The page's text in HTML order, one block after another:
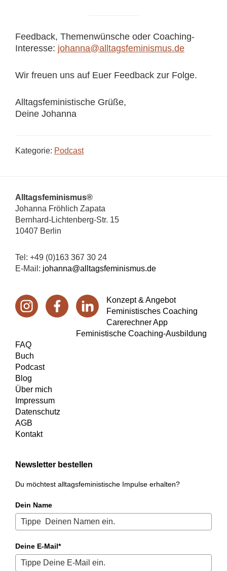
Feedback, Themenwünsche oder Coaching-
Interesse: johanna@alltagsfeminismus.de
Wir freuen uns auf Euer Feedback zur Folge.
Alltagsfeministische Grüße,
Deine Johanna
Kategorie: Podcast
Footer
Alltagsfeminismus®
Johanna Fröhlich Zapata
Bernhard-Lichtenberg-Str. 15
10407 Berlin
Tel: +49 (0)163 367 30 24
E-Mail: johanna@alltagsfeminismus.de
Konzept & Angebot
Feministisches Coaching
Carerechner App
Feministische Coaching-Ausbildung
FAQ
Buch
Podcast
Blog
Über mich
Impressum
Datenschutz
AGB
Kontakt
Newsletter bestellen
Du möchtest alltagsfeministische Impulse erhalten?
Dein Name
Deine E-Mail*